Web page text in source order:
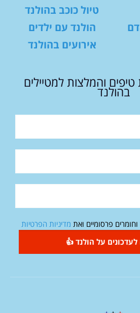
טיול כוכב בהולנד
הולנד עם ילדים
אירועים בהולנד
והמלצות למטיילים
בהולנד
פרסומיים ואת מדיניות הפרטיות
על הולנד 👍